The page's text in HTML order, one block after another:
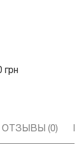
ОТЗЫВЫ (0)